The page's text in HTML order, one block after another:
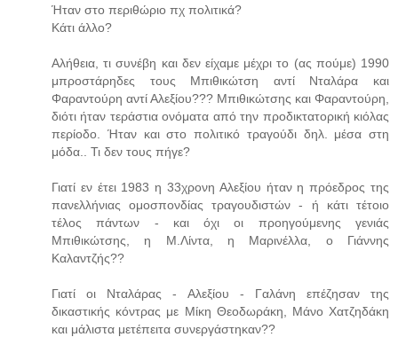
Ήταν στο περιθώριο πχ πολιτικά?
Κάτι άλλο?
Αλήθεια, τι συνέβη και δεν είχαμε μέχρι το (ας πούμε) 1990
μπροστάρηδες τους Μπιθικώτση αντί Νταλάρα και
Φαραντούρη αντί Αλεξίου??? Μπιθικώτσης και Φαραντούρη,
διότι ήταν τεράστια ονόματα από την προδικτατορική κιόλας
περίοδο. Ήταν και στο πολιτικό τραγούδι δηλ. μέσα στη
μόδα.. Τι δεν τους πήγε?
Γιατί εν έτει 1983 η 33χρονη Αλεξίου ήταν η πρόεδρος της
πανελλήνιας ομοσπονδίας τραγουδιστών - ή κάτι τέτοιο
τέλος πάντων - και όχι οι προηγούμενης γενιάς
Μπιθικώτσης, η Μ.Λίντα, η Μαρινέλλα, ο Γιάννης
Καλαντζής??
Γιατί οι Νταλάρας - Αλεξίου - Γαλάνη επέζησαν της
δικαστικής κόντρας με Μίκη Θεοδωράκη, Μάνο Χατζηδάκη
και μάλιστα μετέπειτα συνεργάστηκαν??